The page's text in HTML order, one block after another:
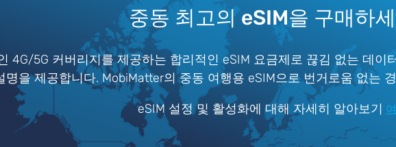
중동 최고의 eSIM을 구매하
4G/5G 커버리지를 제공하는 합리적인 eSIM 요금제로 끊김 없는 데이
명을 제공합니다. MobiMatter의 중동 여행용 eSIM으로 번거로움 없는
eSIM 설정 및 활성화에 대해 자세히 알아보기